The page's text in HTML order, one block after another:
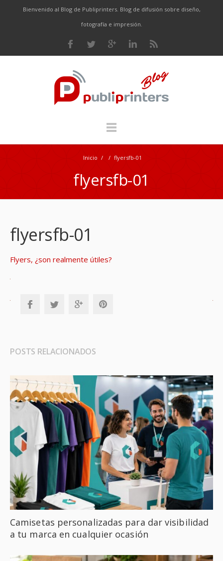
Bienvenido al Blog de Publiprinters. Blog de difusión sobre diseño,
fotografía e impresión.
Inicio / / flyersfb-01
flyersfb-01
flyersfb-01
Flyers, ¿son realmente útiles?
POSTS RELACIONADOS
Camisetas personalizadas para dar visibilidad
a tu marca en cualquier ocasión